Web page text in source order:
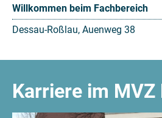
Willkommen beim Fachbereich
Dessau-Roßlau, Auenweg 38
Karriere im MVZ